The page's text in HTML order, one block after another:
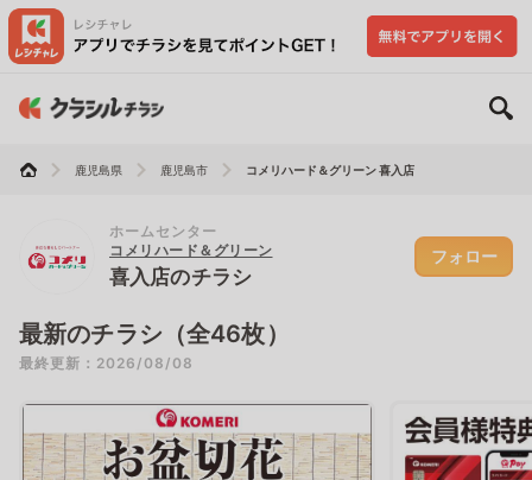
鹿児島県 鹿児島市 コメリハード＆グリーン 喜入店
ホームセンター
コメリハード＆グリーン
喜入店のチラシ
フォロー
最新のチラシ（全46枚）
最終更新：2026/08/08